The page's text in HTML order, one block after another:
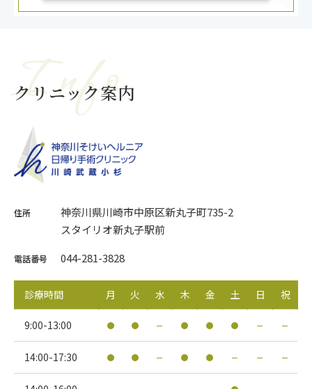
クリニック案内
Info
住所
神奈川県川崎市中原区新丸子町735-2
スタイリオ新丸子駅前
電話番号 044-281-3828
診療時間 月 火 水 木 金 土 日 祝
9:00-13:00
14:00-17:30